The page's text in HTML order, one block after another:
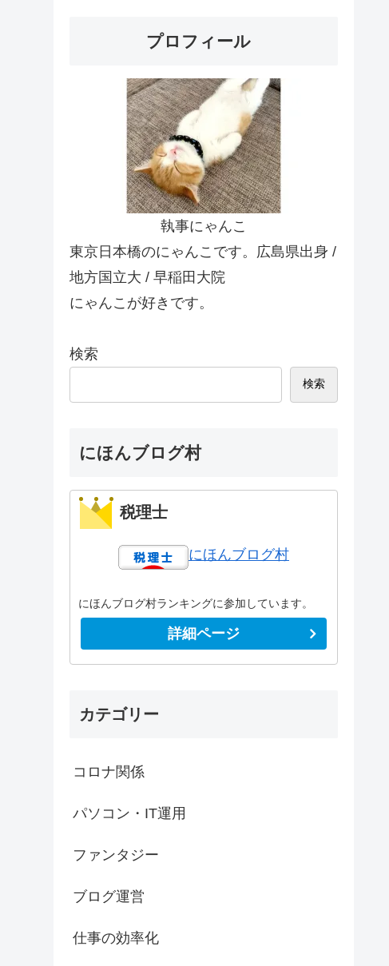
プロフィール
執事にゃんこ
東京日本橋のにゃんこです。広島県出身 /
地方国立大 / 早稲田大院
にゃんこが好きです。
検索
検索
にほんブログ村
税理士
にほんブログ村
にほんブログ村ランキングに参加しています。
詳細ページ
カテゴリー
コロナ関係
パソコン・IT運用
ファンタジー
ブログ運営
仕事の効率化